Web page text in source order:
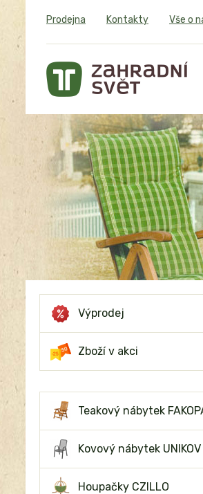
Prodejna Kontakty Vše o
Výprodej
Zboží v akci
Teakový nábytek
Kovový nábytek UNIKOV
Houpačky CZILLO